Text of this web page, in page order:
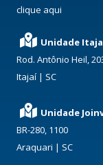
clique aqui
Unidade
Rod. Antônio Heil,
Itajaí | SC
Unidade
BR-280, 1100
Araquari | SC